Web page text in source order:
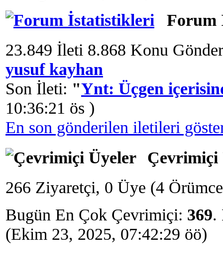
Forum
23.849 İleti 8.868 Konu
yusuf kayhan
Son İleti: "Ynt: Üçgen
10:36:21 ös )
En son gönderilen iletileri
Çevrimiçi
266 Ziyaretçi, 0 Üye (4
Bugün En Çok Çevrimiçi: 369.
(Ekim 23, 2025, 07:42:29 öö)